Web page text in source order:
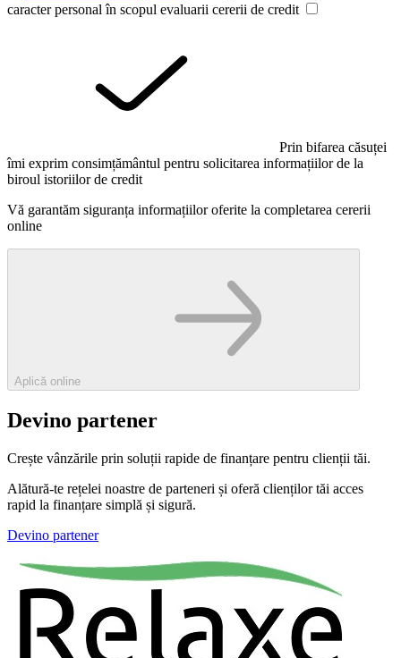
caracter personal în scopul evaluarii cererii de credit
Prin bifarea căsuței
îmi exprim consimțământul pentru solicitarea informațiilor de la
biroul istoriilor de credit
Vă garantăm siguranța informațiilor oferite la completarea cererii
online
Aplică online
Devino partener
Crește vânzările prin soluții rapide de finanțare pentru clienții tăi.
Alătură-te rețelei noastre de parteneri și oferă clienților tăi acces
rapid la finanțare simplă și sigură.
Devino partener